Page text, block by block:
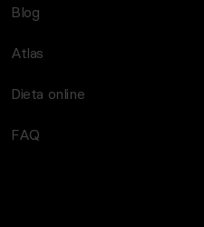
Blog
Atlas
Dieta online
FAQ